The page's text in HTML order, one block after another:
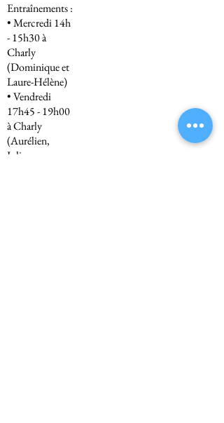
Entraînements :
• Mercredi 14h
- 15h30 à
Charly
(Dominique et
Laure-Hélène)
• Vendredi
17h45 - 19h00
à Charly
(Aurélien,
Julien,